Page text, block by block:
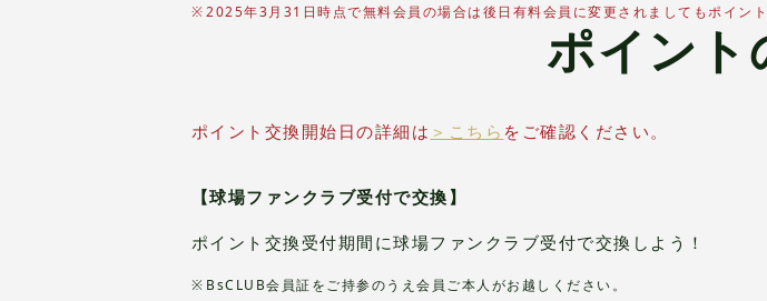
2025年3月31日時点で無料会員の場合は後日有料会員に変更されましてもポイント
ポイント
ポイント交換開始日の詳細は ＞こちら をご確認ください。
【球場ファンクラブ受付で交換】
ポイント交換受付期間に球場ファンクラブ受付で交換しよう！
BsCLUB会員証をご持参のうえ会員ご本人がお越しください。